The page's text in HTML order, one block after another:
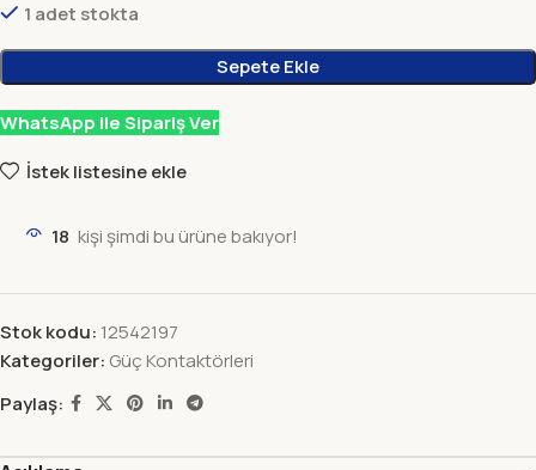
1 adet stokta
Sepete Ekle
WhatsApp ile Sipariş Ver
İstek listesine ekle
18 kişi şimdi bu ürüne bakıyor!
Stok kodu: 12542197
Kategoriler: Güç Kontaktörleri
Paylaş: